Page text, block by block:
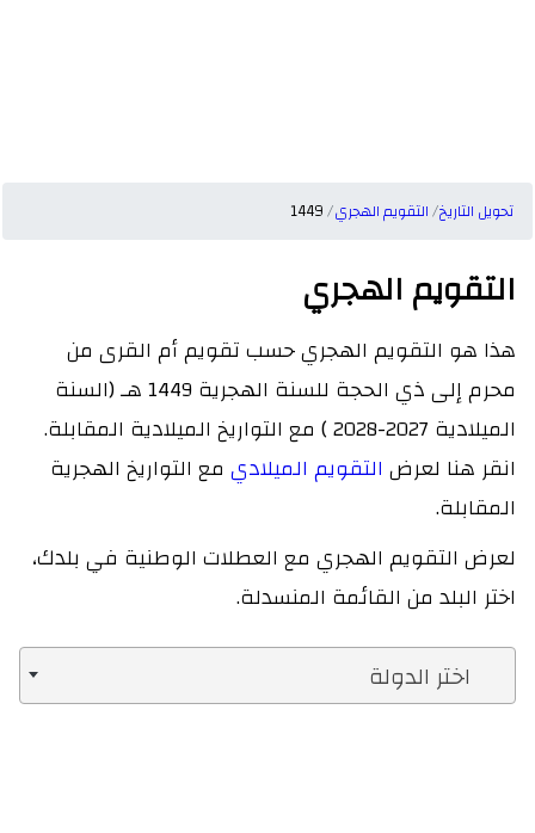
تحويل التاريخ التقويم الهجري 1449
التقويم الهجري
هذا هو التقويم الهجري حسب تقويم أم القرى من
محرم إلى ذي الحجة للسنة الهجرية 1449 هـ (السنة
الميلادية 2027-2028 ) مع التواريخ الميلادية المقابلة.
انقر هنا لعرض التقويم الميلادي مع التواريخ الهجرية
المقابلة.
لعرض التقويم الهجري مع العطلات الوطنية في بلدك،
اختر البلد من القائمة المنسدلة.
اختر الدولة